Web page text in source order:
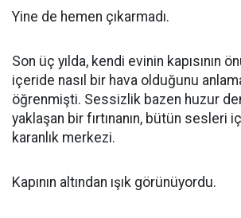
Yine de hemen çıkarmadı.
Son üç yılda, kendi evinin kapısının
içeride nasıl bir hava olduğunu
öğrenmişti. Sessizlik bazen huzur
yaklaşan bir fırtınanın, bütün sesleri
karanlık merkezi.
Kapının altından ışık görünüyordu.